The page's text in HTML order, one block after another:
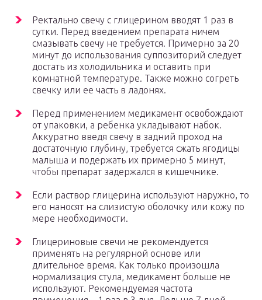
Ректально свечу с глицерином вводят 1 раз в
сутки. Перед введением препарата ничем
смазывать свечу не требуется. Примерно за 20
минут до использования суппозиторий следует
достать из холодильника и оставить при
комнатной температуре. Также можно согреть
свечку или ее часть в ладонях.
Перед применением медикамент освобождают
от упаковки, а ребенка укладывают набок.
Аккуратно введя свечу в задний проход на
достаточную глубину, требуется сжать ягодицы
малыша и подержать их примерно 5 минут,
чтобы препарат задержался в кишечнике.
Если раствор глицерина используют наружно, то
его наносят на слизистую оболочку или кожу по
мере необходимости.
Глицериновые свечи не рекомендуется
применять на регулярной основе или
длительное время. Как только произошла
нормализация стула, медикамент больше не
используют. Рекомендуемая частота